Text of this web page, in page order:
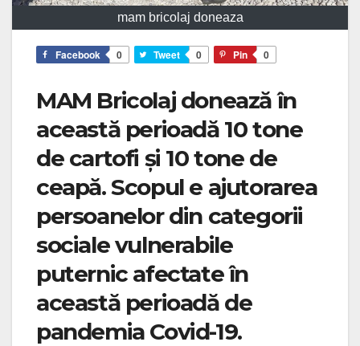
mam bricolaj doneaza
Facebook 0 Tweet 0 Pin 0
MAM Bricolaj donează în
această perioadă 10 tone
de cartofi și 10 tone de
ceapă. Scopul e ajutorarea
persoanelor din categorii
sociale vulnerabile
puternic afectate în
această perioadă de
pandemia Covid-19.